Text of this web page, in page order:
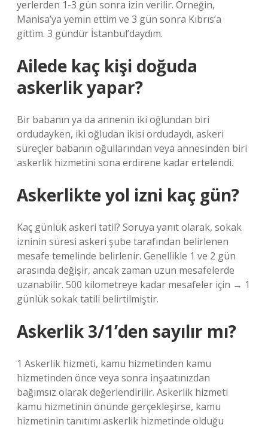
yerlerden 1-3 gün sonra izin verilir. Örneğin,
Manisa’ya yemin ettim ve 3 gün sonra Kıbrıs’a
gittim. 3 gündür İstanbul’daydım.
Ailede kaç kişi doğuda
askerlik yapar?
Bir babanın ya da annenin iki oğlundan biri
ordudayken, iki oğludan ikisi ordudaydı, askeri
süreçler babanın oğullarından veya annesinden biri
askerlik hizmetini sona erdirene kadar ertelendi.
Askerlikte yol izni kaç gün?
Kaç günlük askeri tatil? Soruya yanıt olarak, sokak
izninin süresi askeri şube tarafından belirlenen
mesafe temelinde belirlenir. Genellikle 1 ve 2 gün
arasında değişir, ancak zaman uzun mesafelerde
uzanabilir. 500 kilometreye kadar mesafeler için → 1
günlük sokak tatili belirtilmiştir.
Askerlik 3/1’den sayılır mı?
1 Askerlik hizmeti, kamu hizmetinden kamu
hizmetinden önce veya sonra inşaatınızdan
bağımsız olarak değerlendirilir. Askerlik hizmeti
kamu hizmetinin önünde gerçekleşirse, kamu
hizmetinin tanıtımı askerlik hizmetinde olduğu